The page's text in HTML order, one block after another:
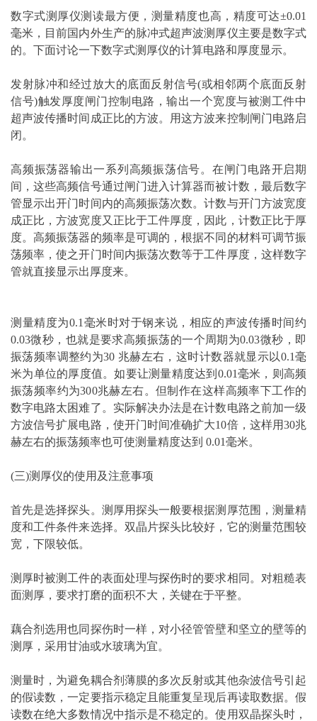
数字式测厚仪测读最方便，测量精度也高，精度可达±0.01
毫米，目前国内外生产的脉冲式超声波测厚仪主要是数字式
的。下面讨论一下数字式测厚仪的计算电路和厚度显示。
发射脉冲和经过放大的底面反射信号(或相邻两个底面反射
信号)触发厚度闸门控制电路，输出一个宽度与被测工件中
超声波传播时间成正比的方波。用这方波来控制闸门电路启
闭。
高频振荡器输出一系列高频振荡信号。在闸门电路开启期
间，这些高频信号通过闸门进入计算器而被计数，最后数字
管显示出开门时间内的高频振荡次数。计数与开门方波宽度
成正比，方波宽度又正比于工件厚度，因此，计数正比于厚
度。高频振荡器的频率是可调的，根据不同的材料可调节振
荡频率，使之开门时间内振荡次数等于工件厚度，这样数字
管就直接显示出厚度来。
测量精度为0.1毫米时对于钢来说，相应的声波传播时间约
0.03微秒，也就是要求高频振荡的一个周期为0.03微秒，即
振荡频率调整约为30 兆赫左右，这时计数器就显示以0.1毫
米为单位的厚度值。如要让测量精度达到0.01毫米，则高频
振荡频率约为300兆赫左右。但制作在这样高频率下工作的
数字电路太困难了。实际解决办法是在计数电路之前加一级
方波信号扩展电路，使开门时间准确扩大10倍，这样用30兆
赫左右的振荡频率也可使测量精度达到 0.01毫米。
(三)测厚仪的使用及注意事项
首先是选择探头。测厚用探头一般要根据测厚范围，测量精
度和工件条件来选择。双晶片探头比较好，它的测量范围较
宽，下限较低。
测厚时被测工件的表面处理与探伤时的要求相同。对粗糙表
面测厚，要求打磨的面积不大，关键在于平整。
藕合剂选用也同探伤时一样，对小径管管壁和坚立的壁等的
测厚，采用甘油或水玻璃为宜。
测量时，为避免耦合剂薄膜的多次反射或其他杂波信号引起
的假读数，一定要指示稳定且能重复呈现后再读取数据。假
读数在绝大多数情况中指示是不稳定的。使用双晶探头时，